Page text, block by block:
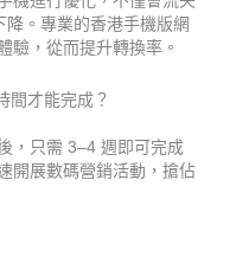
。專業的香港手機版網
驗，從而提升轉換率。
間才能完成？
，只需 3–4 週即可完成
開展數碼營銷活動，搶佔